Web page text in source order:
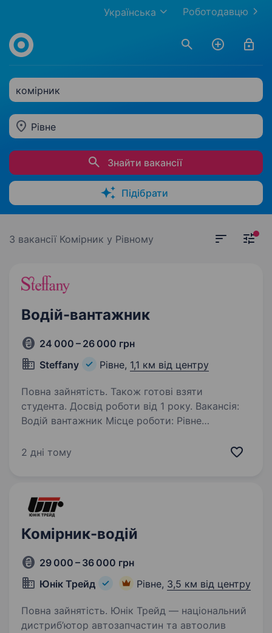
Роботодавцю
Українська
комірник
Рівне
Знайти вакансії
Підібрати
3 вакансії Комірник у Рівному
Водій-вантажник
24 000 – 26 000 грн
Steffany
Рівне, 1,1 км від центру
Повна зайнятість. Також готові взяти
студента. Досвід роботи від 1 року. Вакансія:
Водій вантажник Місце роботи: Рівне
компанії Виконання вантажних робіт,
2 дні тому
Комірник-водій
29 000 – 36 000 грн
Юнiк Трейд
Рівне, 3,5 км від центру
Повна зайнятість. Юнік Трейд — національний
дистриб’ютор автозапчастин та автоолив